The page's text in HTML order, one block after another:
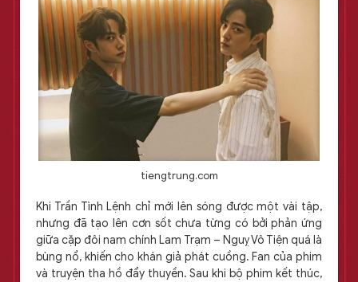
tiengtrung.com
Khi Trần Tình Lệnh chỉ mới lên sóng được một vài tập,
nhưng đã tạo lên cơn sốt chưa từng có bởi phản ứng
giữa cặp đôi nam chính Lam Trạm – Nguỵ Vô Tiện quá là
bùng nổ, khiến cho khán giả phát cuồng. Fan của phim
và truyện tha hồ đẩy thuyền. Sau khi bộ phim kết thúc,